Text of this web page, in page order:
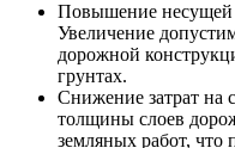
Повышение несущей
Увеличение
дорожной
грунтах.
Снижение затрат на
толщины слоев
земляных работ, что